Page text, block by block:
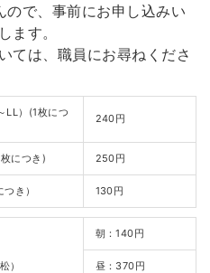
で、事前にお申し込みい
ます。
ては、職員にお尋ねくださ
LL）(1枚につ
240円
につき) 250円
き） 130円
）
朝：140円
昼：370円